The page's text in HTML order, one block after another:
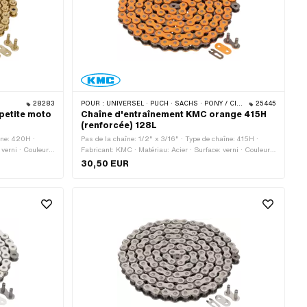
28283
moto
420H ·
· Couleur:
de
POUR : UNIVERSEL · PUCH · SACHS · PONY / CILO (BÊTA 521 & 512) · ZÜNDAPP BELMONDO · TOMOS · BYE BIKE 25445
Chaîne d'entraînement KMC orange 415H
(renforcée) 128L
Pas de la chaîne: 1/2" x 3/16" · Type de chaîne: 415H ·
Fabricant: KMC · Matériau: Acier · Surface: verni · Couleur:
orange · Nombre de maillons: 128 pcs · Circonférence de
30,50 EUR